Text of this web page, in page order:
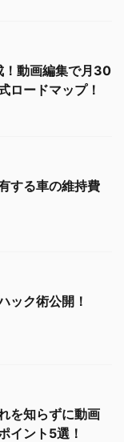
！動画編集で月30
ロードマップ！
する車の維持費
ック術公開！
を知らずに動画
イント5選！